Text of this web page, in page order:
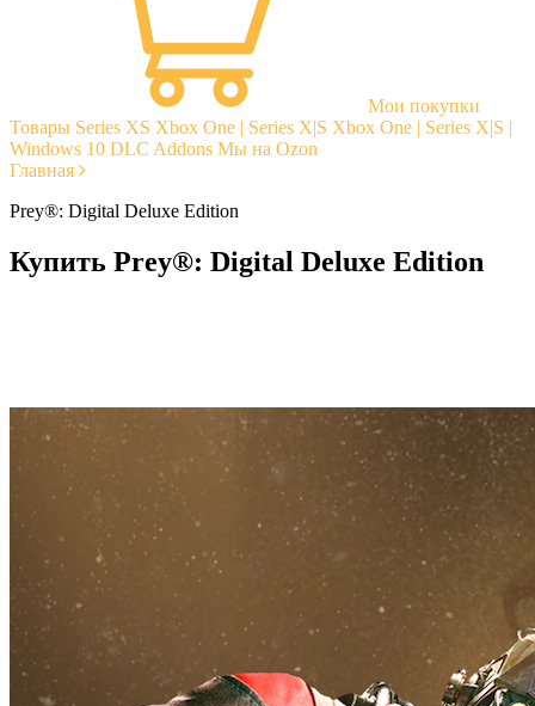
Мои покупки
Товары Series XS Xbox One | Series X|S Xbox One | Series X|S |
Windows 10 DLC Addons Мы на Ozon
Главная
Prey®: Digital Deluxe Edition
Купить Prey®: Digital Deluxe Edition